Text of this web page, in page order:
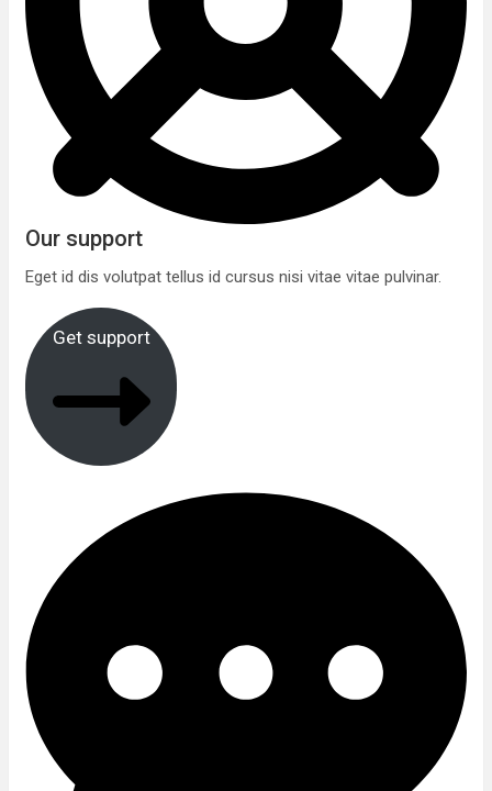
Our support
Eget id dis volutpat tellus id cursus nisi vitae vitae pulvinar.
Get support